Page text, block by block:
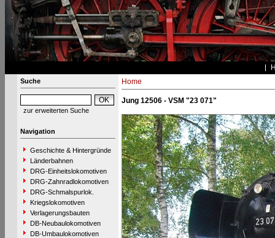
Suche
zur erweiterten Suche
Navigation
Geschichte & Hintergründe
Länderbahnen
DRG-Einheitslokomotiven
DRG-Zahnradlokomotiven
DRG-Schmalspurlok.
Kriegslokomotiven
Verlagerungsbauten
DB-Neubaulokomotiven
DB-Umbaulokomotiven
Home
Jung 12506 - VSM "23 071"